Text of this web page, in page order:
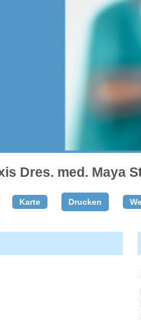
Dres. med. Maya
Karte Drucken